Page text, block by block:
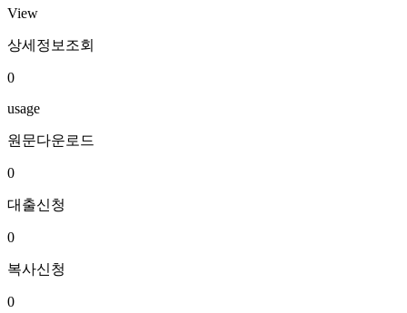
View
상세정보조회
0
usage
원문다운로드
0
대출신청
0
복사신청
0